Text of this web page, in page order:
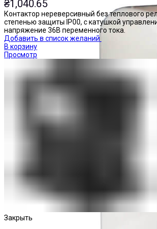
₴1,040.65
Контактор нереверсивный без теплового
степенью защиты IP00, с катушкой
напряжение 36В переменного тока.
Добавить в список желаний
В корзину
Просмотр
Закрыть